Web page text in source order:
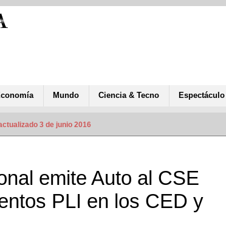
Mundo Ciencia & Tecno Espectáculo
3 de junio 2016
emite Auto al CSE
PLI en los CED y